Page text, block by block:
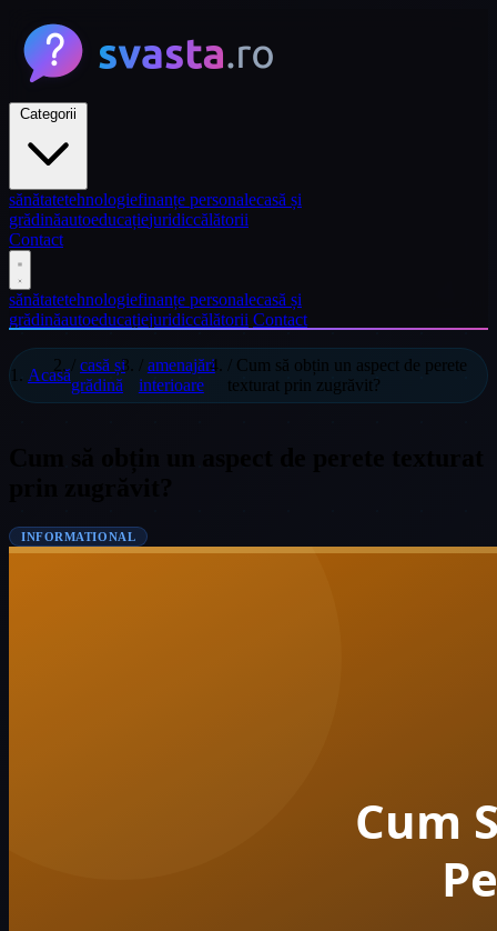
sănătatetehnologiefinanțe personalecasă și
grădinăautoeducațiejuridiccălătorii
Contact
sănătatetehnologiefinanțe personalecasă și
grădinăautoeducațiejuridiccălătorii Contact
Acasă
casă și
grădină
/ amenajări
interioare
/ Cum să obțin un aspect de perete
texturat prin zugrăvit?
INFORMATIONAL